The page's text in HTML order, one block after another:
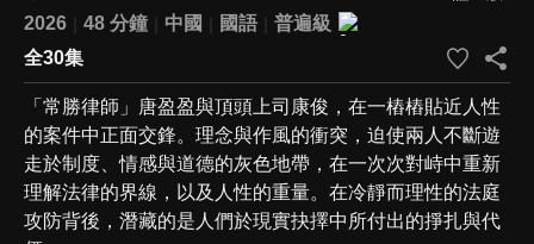
2026
48 分鐘 中國 國語
普遍級
全30集
「常勝律師」唐盈盈與頂頭上司康俊，在一樁樁貼近人性
的案件中正面交鋒。理念與作風的衝突，迫使兩人不斷遊
走於制度、情感與道德的灰色地帶，在一次次對峙中重新
理解法律的界線，以及人性的重量。在冷靜而理性的法庭
攻防背後，潛藏的是人們於現實抉擇中所付出的掙扎與代